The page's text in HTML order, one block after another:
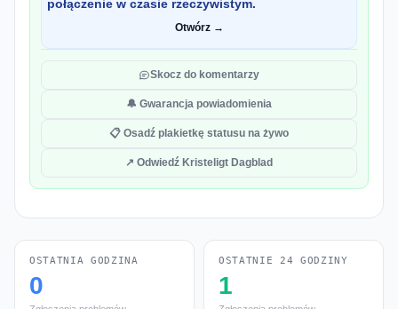
połączenie w czasie rzeczywistym.
Otwórz →
Skocz do komentarzy
🔔 Gwarancja powiadomienia
📋 Osadź plakietkę statusu na żywo
↗ Odwiedź Kristeligt Dagblad
OSTATNIA GODZINA
0
OSTATNIE 24 GODZINY
1